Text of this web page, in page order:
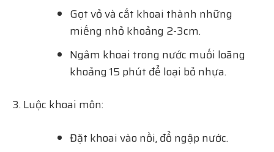
Gọt vỏ và cắt khoai thành những
miếng nhỏ khoảng 2-3cm.
Ngâm khoai trong nước muối loãng
khoảng 15 phút để loại bỏ nhựa.
Luộc khoai môn:
Đặt khoai vào nồi, đổ ngập nước.